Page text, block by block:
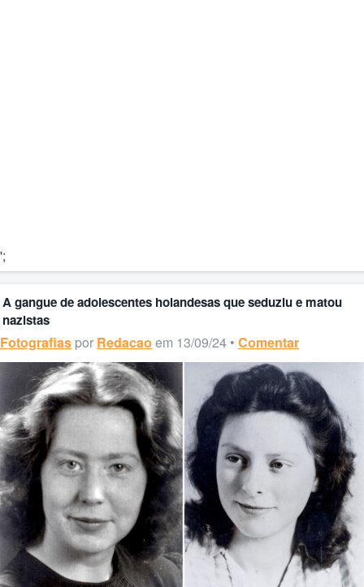
';
A gangue de adolescentes holandesas que seduziu e matou
nazistas
Fotografias por Redacao em 13/09/24 • Comentar